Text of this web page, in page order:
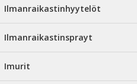
Ilmanraikastinhyytelöt
Ilmanraikastinsprayt
Imurit